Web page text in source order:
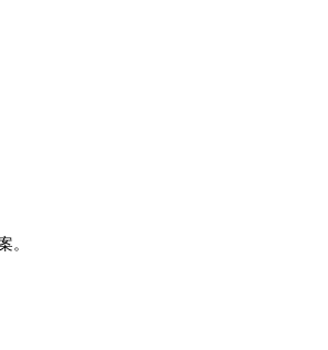
。